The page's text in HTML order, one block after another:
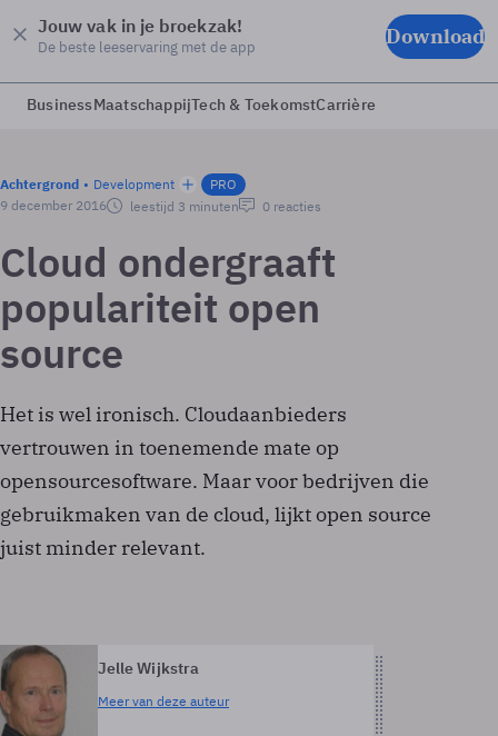
Jouw vak in je broekzak!
De beste leeservaring met de app Download
BusinessMaatschappijTech & ToekomstCarrière
Achtergrond Development
PRO
9 december 2016
leestijd 3 minuten 0 reacties
Cloud ondergraaft
populariteit open
source
Het is wel ironisch. Cloudaanbieders
vertrouwen in toenemende mate op
opensourcesoftware. Maar voor bedrijven die
gebruikmaken van de cloud, lijkt open source
juist minder relevant.
Jelle Wijkstra
Meer van deze auteur